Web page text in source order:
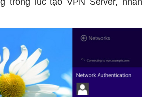
trong lúc tạo VPN Server, nhấn